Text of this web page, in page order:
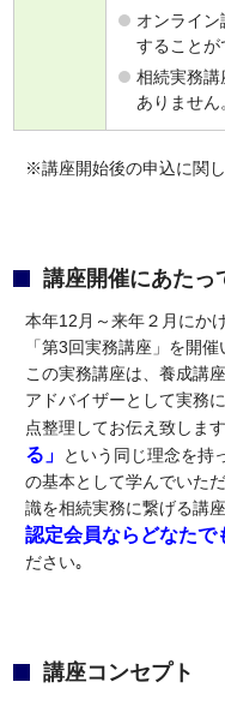
オンライ
することが
相続実務講
ありません
※講座開始後の申込に関
講座開催にあたっ
本年12月～来年２月にか
「第3回実務講座」を開催
この実務講座は、養成講
アドバイザーとして実務
点整理してお伝え致します
る」
という同じ理念を持
の基本として学んでいた
識を相続実務に繋げる講
認定会員ならどなたで
ださい｡
講座コンセプト